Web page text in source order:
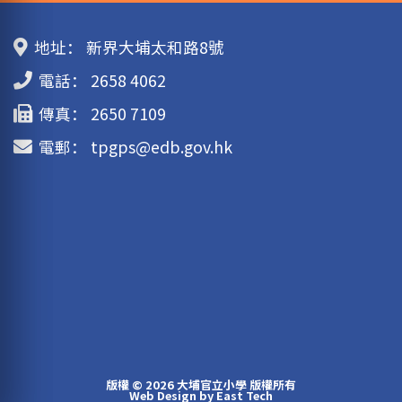
地址：
新界大埔太和路8號
電話：
2658 4062
傳真：
2650 7109
電郵：
tpgps@edb.gov.hk
版權 © 2026 大埔官立小學 版權所有
Web DesignbyEast Tech